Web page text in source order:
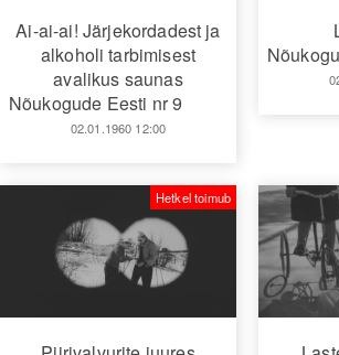
Ai-ai-ai! Järjekordadest ja
alkoholi tarbimisest
avalikus saunas
Nõukogude Eesti nr 9
02.01.1960 12:00
Hetkel toimub